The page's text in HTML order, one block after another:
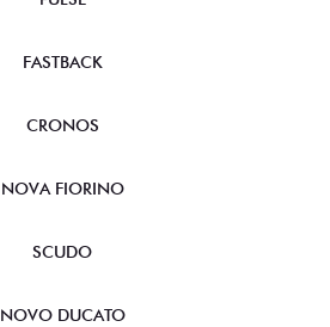
FASTBACK
CRONOS
NOVA FIORINO
SCUDO
NOVO DUCATO